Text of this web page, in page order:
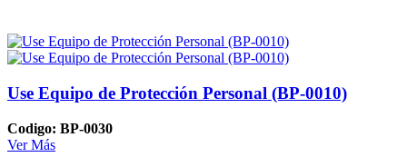
Use Equipo de Protección Personal (BP-0010)
Codigo: BP-0030
Ver Más